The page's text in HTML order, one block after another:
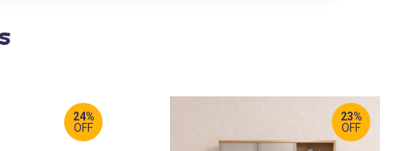
24%
OFF
23%
OFF